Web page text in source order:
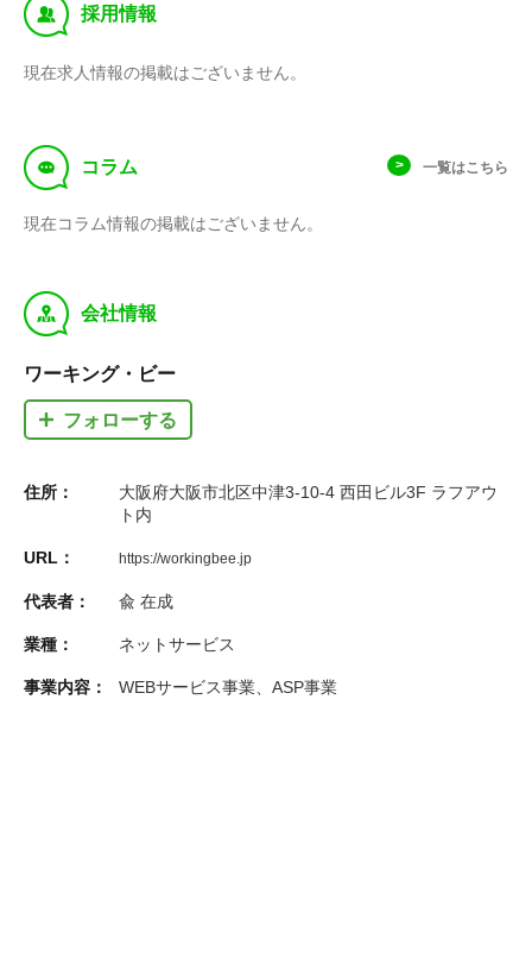
‰ 採用情報
現在求人情報の掲載はございません。
f コラム 一覧はこちら
現在コラム情報の掲載はございません。
y 会社情報
ワーキング・ビー
フォローする
住所：
大阪府大阪市北区中津3-10-4 西田ビル3F ラフアウ
ト内
URL： https://workingbee.jp
代表者： 兪 在成
業種： ネットサービス
事業内容： WEBサービス事業、ASP事業